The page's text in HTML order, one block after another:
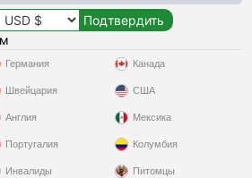
Германия
Швейцария
Англия
Португалия
Инвалиды
Канада
США
Мексика
Колумбия
Питомцы